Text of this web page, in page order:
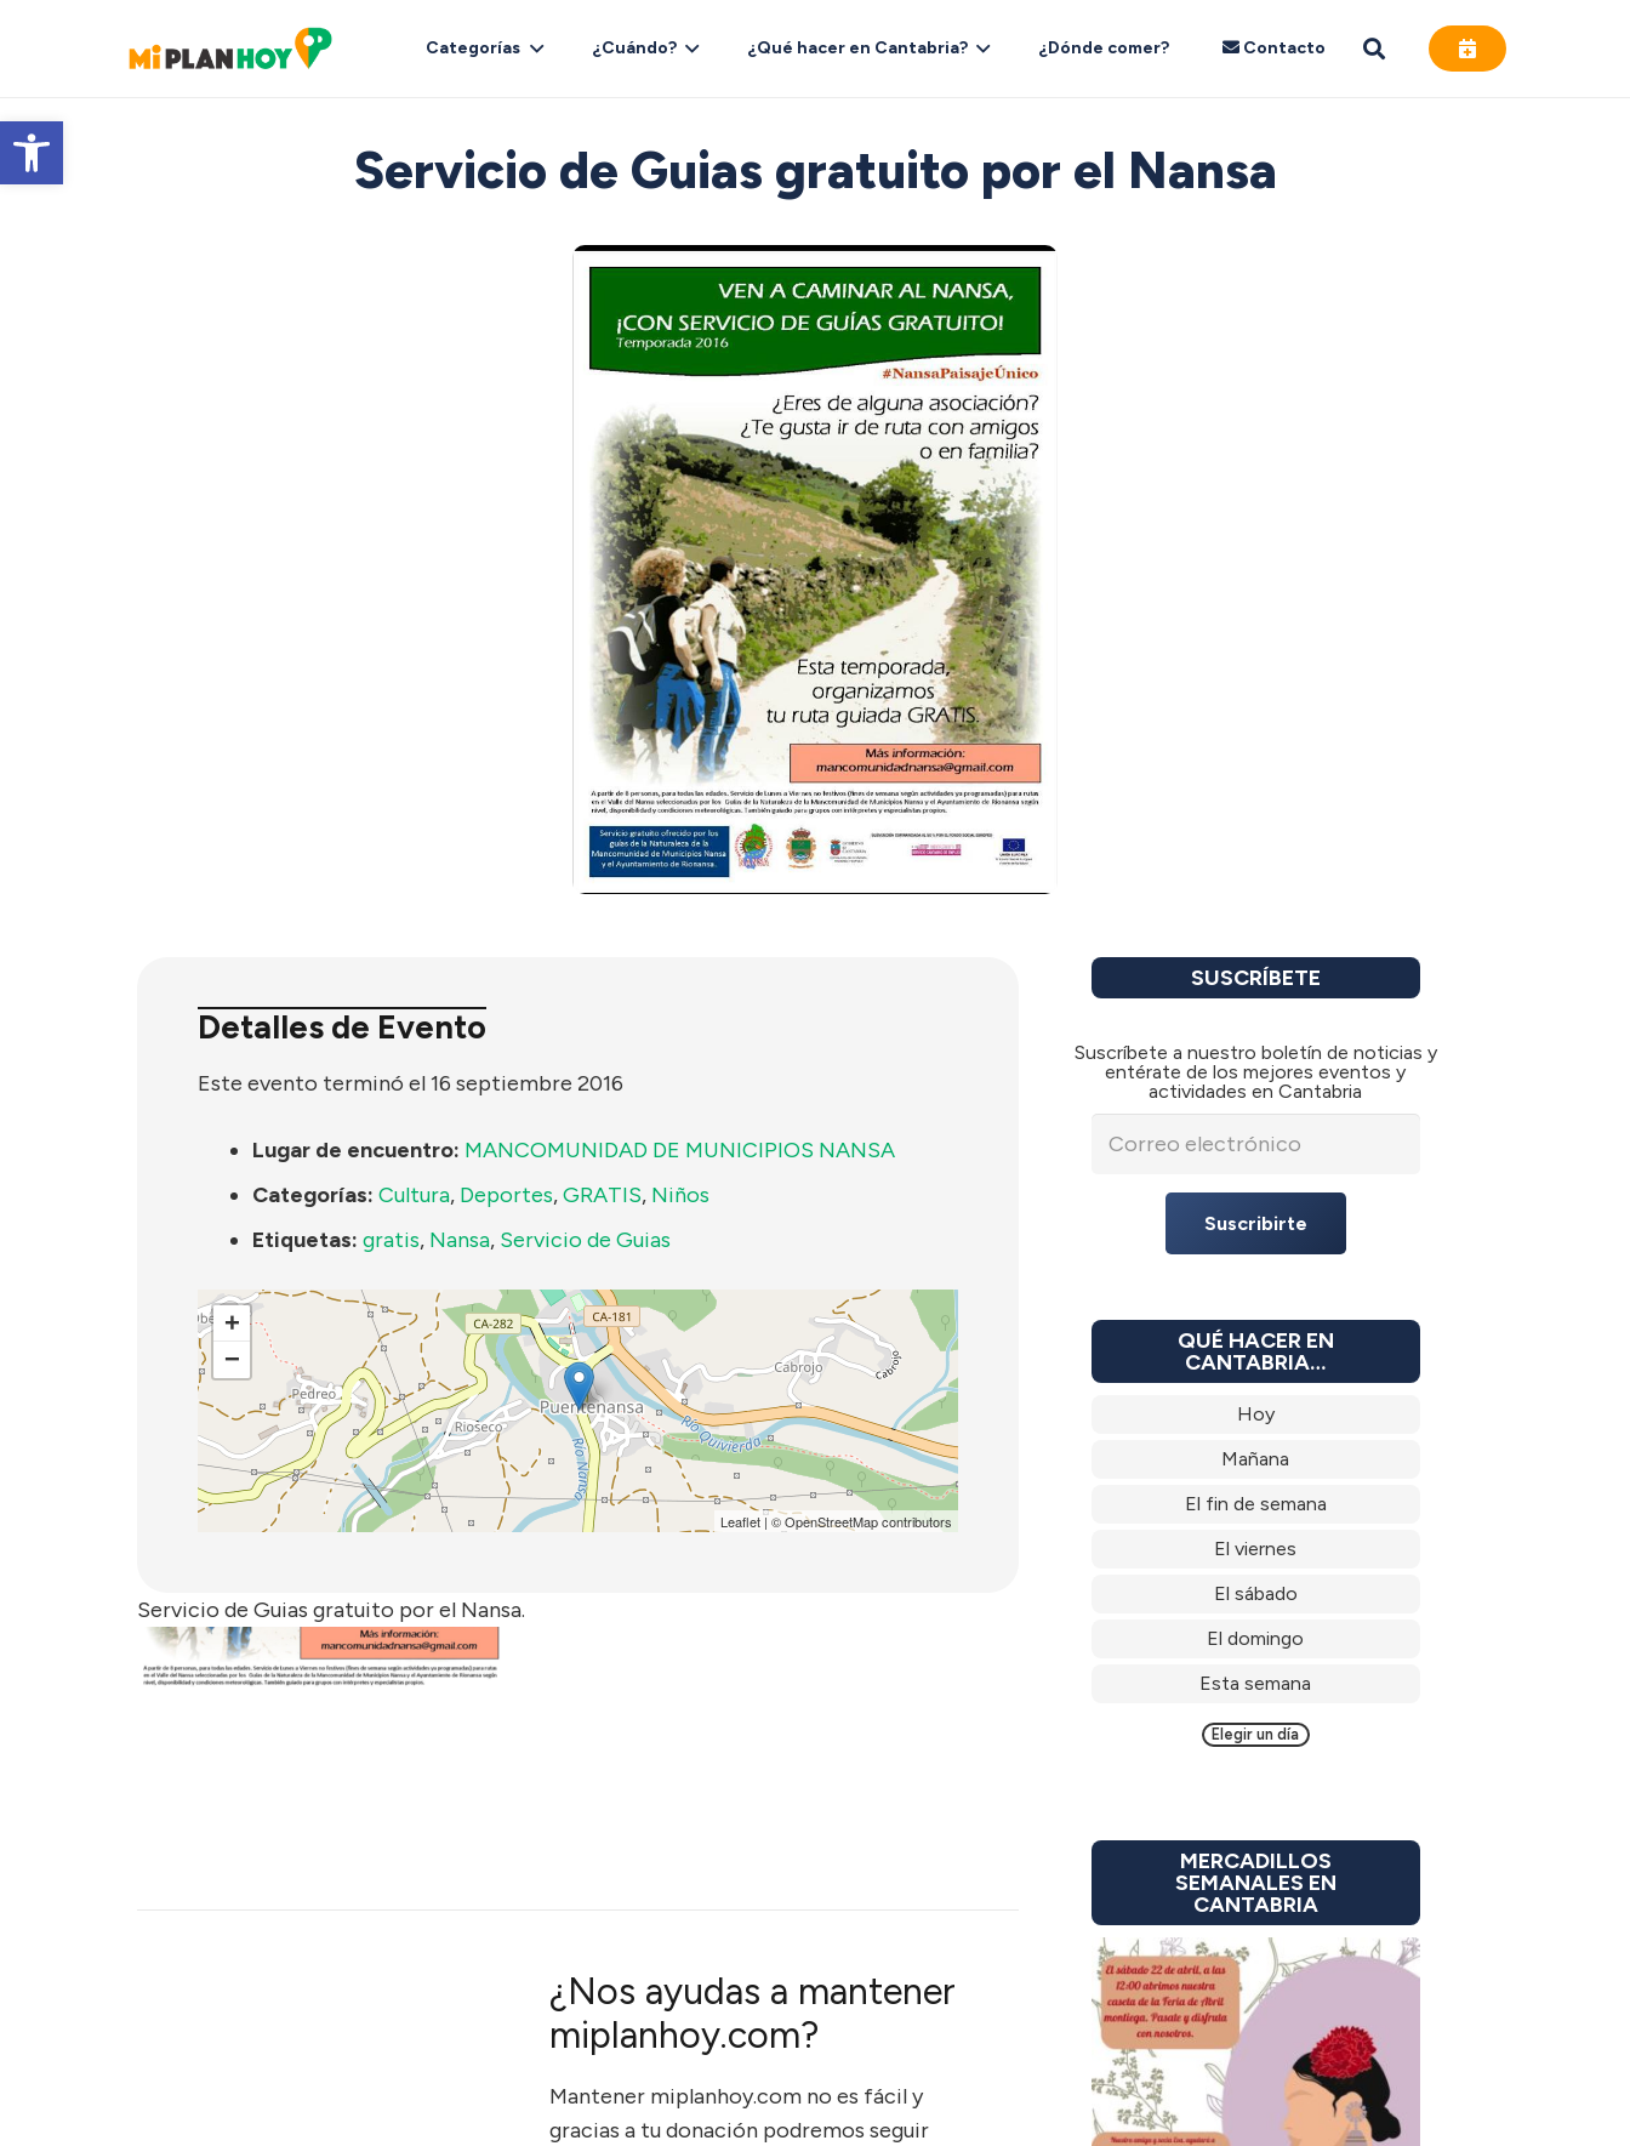
Abrir barra de herramientas
Categorías ¿Cuándo? ¿Qué hacer en Cantabria? ¿Dónde comer? Contacto
Servicio de Guias gratuito por el Nansa
Detalles de Evento
Este evento terminó el 16 septiembre 2016
Lugar de encuentro: MANCOMUNIDAD DE MUNICIPIOS NANSA
Categorías: Cultura, Deportes,GRATIS, Niños
Etiquetas: gratis, Nansa, Servicio de Guias
+
−
Leaflet| ©OpenStreetMapcontributors
Servicio de Guias gratuito por el Nansa.
¿Nos ayudas a mantener
miplanhoy.com?
Mantener miplanhoy.com no es fácil y
gracias a tu donación podremos seguir
SUSCRÍBETE
Suscríbete a nuestro boletín de noticias y
entérate de los mejores eventos y
actividades en Cantabria
Suscribirte
QUÉ HACER EN
CANTABRIA…
Hoy
Mañana
El fin de semana
El viernes
El sábado
El domingo
Esta semana
Elegir un día
MERCADILLOS
SEMANALES EN
CANTABRIA